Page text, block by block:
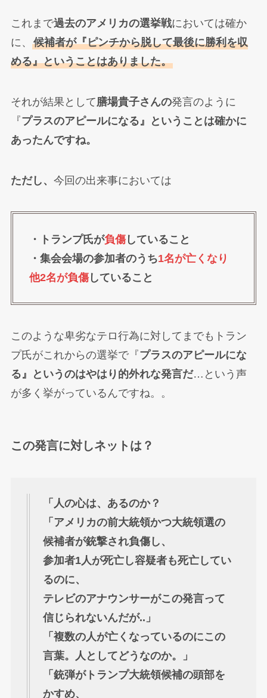
これまで過去のアメリカの選挙戦においては確か
に、 候補者が『ピンチから脱して最後に勝利を収
める』ということはありました。
それが結果として膳場貴子さんの発言のように
『プラスのアピールになる』ということは確かに
あったんですね。
ただし、 今回の出来事においては
・トランプ氏が負傷していること
・集会会場の参加者のうち1名が亡くなり
他2名が負傷していること
このような卑劣なテロ行為に対してまでもトラン
プ氏がこれからの選挙で『プラスのアピールにな
る』というのはやはり的外れな発言だ…という声
が多く挙がっているんですね。。
この発言に対しネットは？
「人の心は、あるのか？
「アメリカの前大統領かつ大統領選の
候補者が銃撃され負傷し、
参加者1人が死亡し容疑者も死亡してい
るのに、
テレビのアナウンサーがこの発言って
信じられないんだが..」
「複数の人が亡くなっているのにこの
言葉。人としてどうなのか。」
「銃弾がトランプ大統領候補の頭部を
かすめ、